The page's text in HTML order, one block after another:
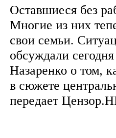
Оставшиеся без
Многие из них
свои семьи.
обсуждали
Назаренко о том,
в сюжете
передает